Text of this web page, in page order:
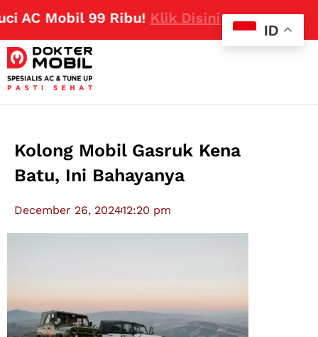
Mobil 99 Ribu!Klik Disini
Kolong Mobil Gasruk Kena
Batu, Ini Bahayanya
December 26, 202412:20 pm
ID